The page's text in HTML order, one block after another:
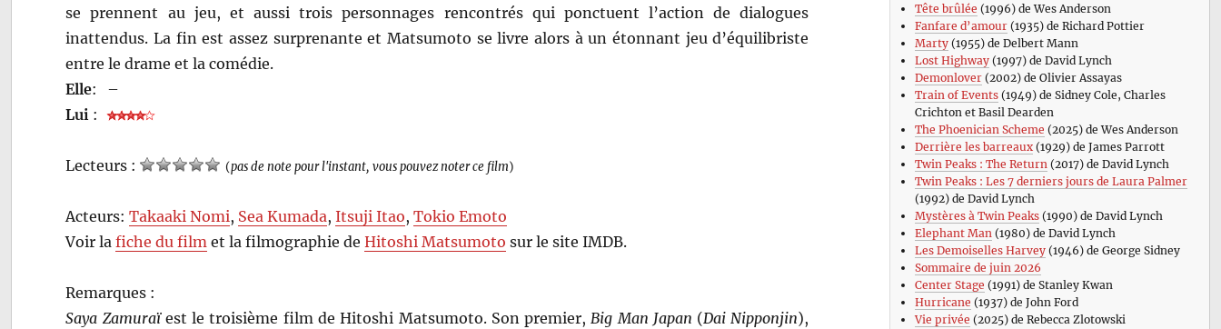
se prennent au jeu, et aussi trois personnages rencontrés qui ponctuent l’action de dialogues
inattendus. La fin est assez surprenante et Matsumoto se livre alors à un étonnant jeu d’équilibriste
entre le drame et la comédie.
Elle:
–
Lui :
Lecteurs : (pas de note pour l'instant, vous pouvez noter ce film)
Acteurs:Takaaki Nomi, Sea Kumada,Itsuji Itao,Tokio Emoto
Voir lafiche du film et la filmographie deHitoshi Matsumoto sur le site IMDB.
Remarques :
Saya Zamuraïest le troisième film de Hitoshi Matsumoto. Son premier, Big Man Japan (Dai Nipponjin),
Tête brûlée (1996) de Wes Anderson
Fanfare d’amour(1935) de Richard Pottier
Marty(1955) de Delbert Mann
Lost Highway(1997) de David Lynch
Demonlover(2002) de Olivier Assayas
Train of Events(1949) de Sidney Cole, Charles
Crichton et Basil Dearden
The Phoenician Scheme (2025) de Wes Anderson
Derrière les barreaux(1929) de James Parrott
Twin Peaks : The Return(2017) de David Lynch
Twin Peaks : Les 7 derniers jours de Laura Palmer
(1992) de David Lynch
Mystères à Twin Peaks(1990) de David Lynch
Elephant Man(1980) de David Lynch
Les Demoiselles Harvey(1946) de George Sidney
Sommaire de juin 2026
Center Stage (1991) de Stanley Kwan
Hurricane (1937) de John Ford
Vie privée (2025) de Rebecca Zlotowski